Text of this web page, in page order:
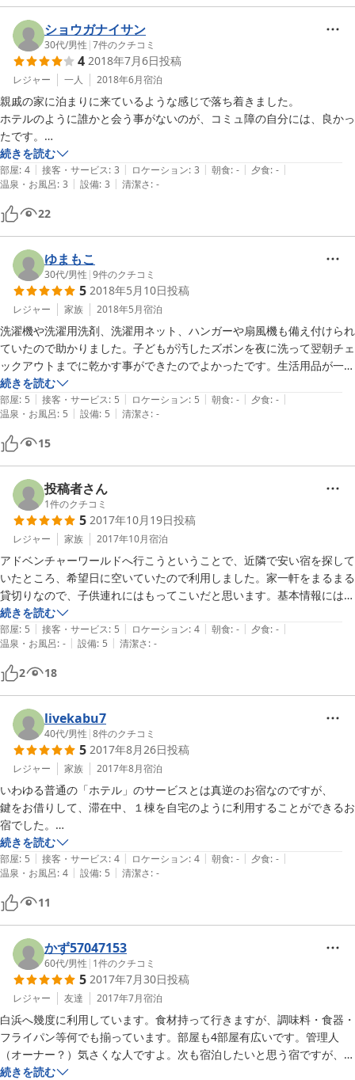
また機会がありましたら、ぜひ宿泊させていただきたいです。
ありがとうございました。
ショウガナイサン
30代/男性 |7件のクチコミ
4 2018年7月6日投稿
レジャー 一人 2018年6月宿泊
親戚の家に泊まりに来ているような感じで落ち着きました。
ホテルのように誰かと会う事がないのが、コミュ障の自分には、良かっ
たです。
寝室に遮光カーテンがないのが、出来れば、置いて欲しい。
また、利用します。
続きを読む
部屋: 4 | 接客・サービス: 3 | ロケーション: 3 | 朝食: - | 夕食: - |
温泉・お風呂: 3 | 設備: 3 | 清潔さ: -
22
ゆまもこ
30代/男性 |9件のクチコミ
5 2018年5月10日投稿
レジャー 家族 2018年5月宿泊
洗濯機や洗濯用洗剤、洗濯用ネット、ハンガーや扇風機も備え付けられ
ていたので助かりました。子どもが汚したズボンを夜に洗って翌朝チェ
ックアウトまでに乾かす事ができたのでよかったです。生活用品が一通
り揃っているので、一泊だけでしたが新しい家に引っ越した気分になれ
て楽しかったです。
続きを読む
部屋: 5 | 接客・サービス: 5 | ロケーション: 5 | 朝食: - | 夕食: - |
温泉・お風呂: 5 | 設備: 5 | 清潔さ: -
15
投稿者さん
1件のクチコミ
5 2017年10月19日投稿
レジャー 家族 2017年10月宿泊
アドベンチャーワールドへ行こうということで、近隣で安い宿を探して
いたところ、希望日に空いていたので利用しました。家一軒をまるまる
貸切りなので、子供連れにはもってこいだと思います。基本情報には、
バスタオル、タオル、歯ブラシの記載が無かったですが、ちゃんと用意
されていました。乾燥機は有料でしたが洗濯機もありました。この他に
もカセットコンロや炊飯器、食器等の充実しています。海水浴シーズン
続きを読む
部屋: 5 | 接客・サービス: 5 | ロケーション: 4 | 朝食: - | 夕食: - |
温泉・お風呂: - | 設備: 5 | 清潔さ: -
2 18
livekabu7
40代/男性 |8件のクチコミ
5 2017年8月26日投稿
レジャー 家族 2017年8月宿泊
いわゆる普通の「ホテル」のサービスとは真逆のお宿なのですが、
鍵をお借りして、滞在中、１棟を自宅のように利用することができるお
宿でした。
アメニティもすべてそろっており、カセットコンロもあったため、スー
パーで食材を買い込んで調理しました。
２階建てで　寝室が２階のため、起きてる人と寝ておきたい人が別にす
ごすこともできますし、
ぜひ日程があいていれば、何度もお世話になりたいと思っています。
続きを読む
部屋: 5 | 接客・サービス: 4 | ロケーション: 4 | 朝食: - | 夕食: - |
温泉・お風呂: 4 | 設備: 5 | 清潔さ: -
11
かず57047153
60代/男性 | 1件のクチコミ
5 2017年7月30日投稿
レジャー 友達 2017年7月宿泊
白浜へ幾度に利用しています。食材持って行きますが、調味料・食器・
フライパン等何でも揃っています。部屋も4部屋有広いです。管理人
（オーナー？）気さくな人ですよ。次も宿泊したいと思う宿ですが、9
月以降楽天では予約出来ないのかな？じゃらんでは値段アップ（7000
続きを読む